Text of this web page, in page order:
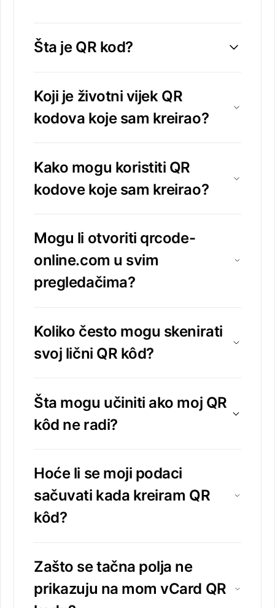
Šta je QR kod?
Koji je životni vijek QR
kodova koje sam kreirao?
Kako mogu koristiti QR
kodove koje sam kreirao?
Mogu li otvoriti qrcode-
online.com u svim
pregledačima?
Koliko često mogu skenirati
svoj lični QR kôd?
Šta mogu učiniti ako moj QR
kôd ne radi?
Hoće li se moji podaci
sačuvati kada kreiram QR
kôd?
Zašto se tačna polja ne
prikazuju na mom vCard QR